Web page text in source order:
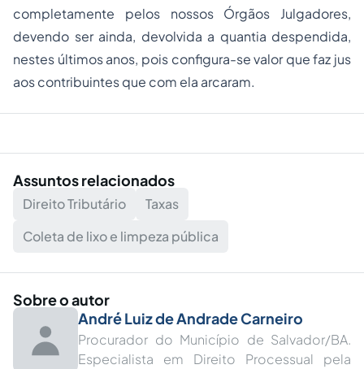
completamente pelos nossos Órgãos Julgadores,
devendo ser ainda, devolvida a quantia despendida,
nestes últimos anos, pois configura-se valor que faz jus
aos contribuintes que com ela arcaram.
Assuntos relacionados
Direito Tributário
Taxas
Coleta de lixo e limpeza pública
Sobre o autor
André Luiz de Andrade Carneiro
Procurador do Município de Salvador/BA.
Especialista em Direito Processual pela